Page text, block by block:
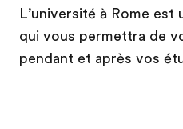
L’université à Rome est
qui vous permettra de
pendant et après vos